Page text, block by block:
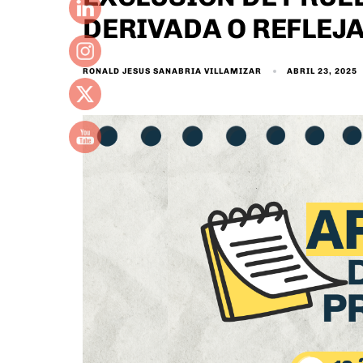
DERIVADA O
RONALD JESUS SANABRIA VILLAMIZAR ABRIL 23, 2025